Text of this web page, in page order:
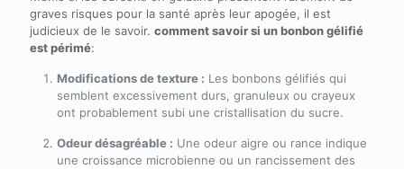
graves risques pour la santé après leur apogée, il est
judicieux de le savoir. comment savoir si un bonbon gélifié
est périmé:
Modifications de texture : Les bonbons gélifiés qui
semblent excessivement durs, granuleux ou crayeux
ont probablement subi une cristallisation du sucre.
Odeur désagréable : Une odeur aigre ou rance indique
une croissance microbienne ou un rancissement des